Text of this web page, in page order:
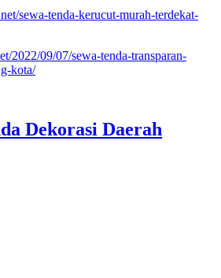
sewa-tenda-kerucut-murah-terdekat-
2022/09/07/sewa-tenda-transparan-
kota/
Dekorasi Daerah